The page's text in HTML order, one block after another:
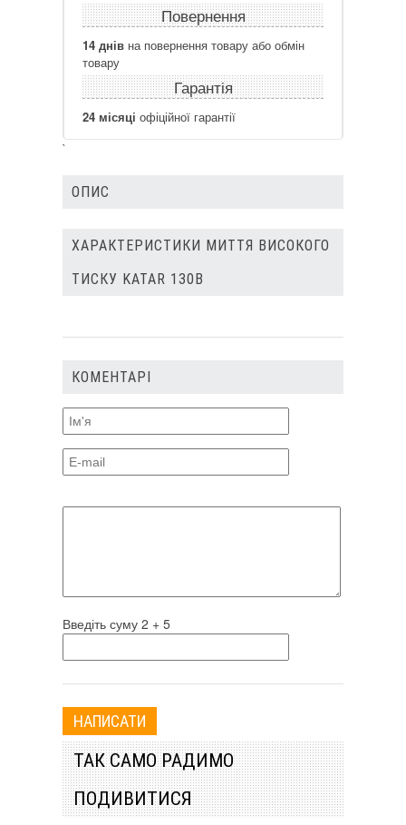
Повернення
14 днів на повернення товару або обмін
товару
Гарантія
24 місяці офіційної гарантії
`
ОПИС
ХАРАКТЕРИСТИКИ МИТТЯ ВИСОКОГО
ТИСКУ KATAR 130B
КОМЕНТАРІ
Введіть суму 2 + 5
ТАК САМО РАДИМО
ПОДИВИТИСЯ